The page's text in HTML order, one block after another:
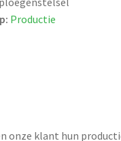
Productie
onze klant hun